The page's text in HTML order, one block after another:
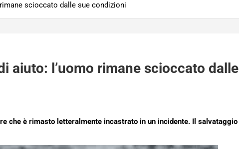
scioccato dalle sue condizioni
aiuto: l’uomo rimane scioccato dalle
che è rimasto letteralmente incastrato in un incidente. Il salvataggio